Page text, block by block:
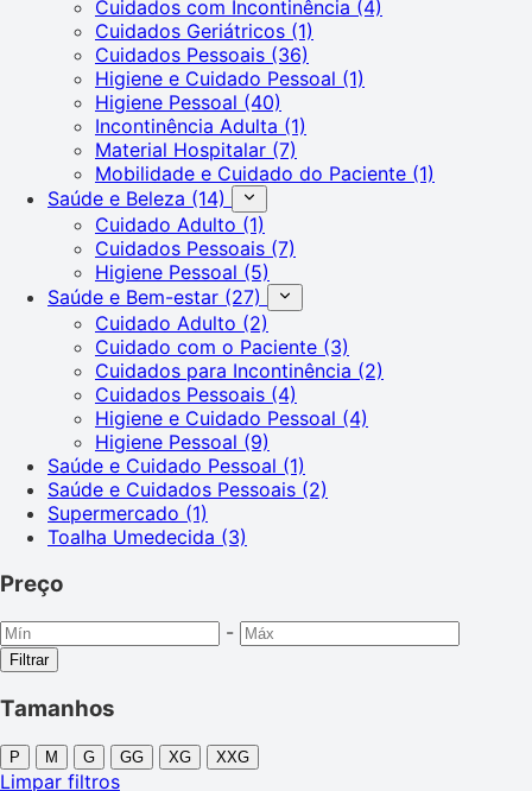
Cuidados com Incontinência (4)
Cuidados Geriátricos (1)
Cuidados Pessoais (36)
Higiene e Cuidado Pessoal (1)
Higiene Pessoal (40)
Incontinência Adulta (1)
Material Hospitalar (7)
Mobilidade e Cuidado do Paciente (1)
Saúde e Beleza (14)
Cuidado Adulto (1)
Cuidados Pessoais (7)
Higiene Pessoal (5)
Saúde e Bem-estar (27)
Cuidado Adulto (2)
Cuidado com o Paciente (3)
Cuidados para Incontinência (2)
Cuidados Pessoais (4)
Higiene e Cuidado Pessoal (4)
Higiene Pessoal (9)
Saúde e Cuidado Pessoal (1)
Saúde e Cuidados Pessoais (2)
Supermercado (1)
Toalha Umedecida (3)
Preço
-
Filtrar
Tamanhos
P M G GG XG XXG
Limpar filtros